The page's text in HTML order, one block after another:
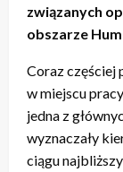
związanych
obszarze
Coraz częściej
w miejscu
jedna z
wyznaczały
ciągu